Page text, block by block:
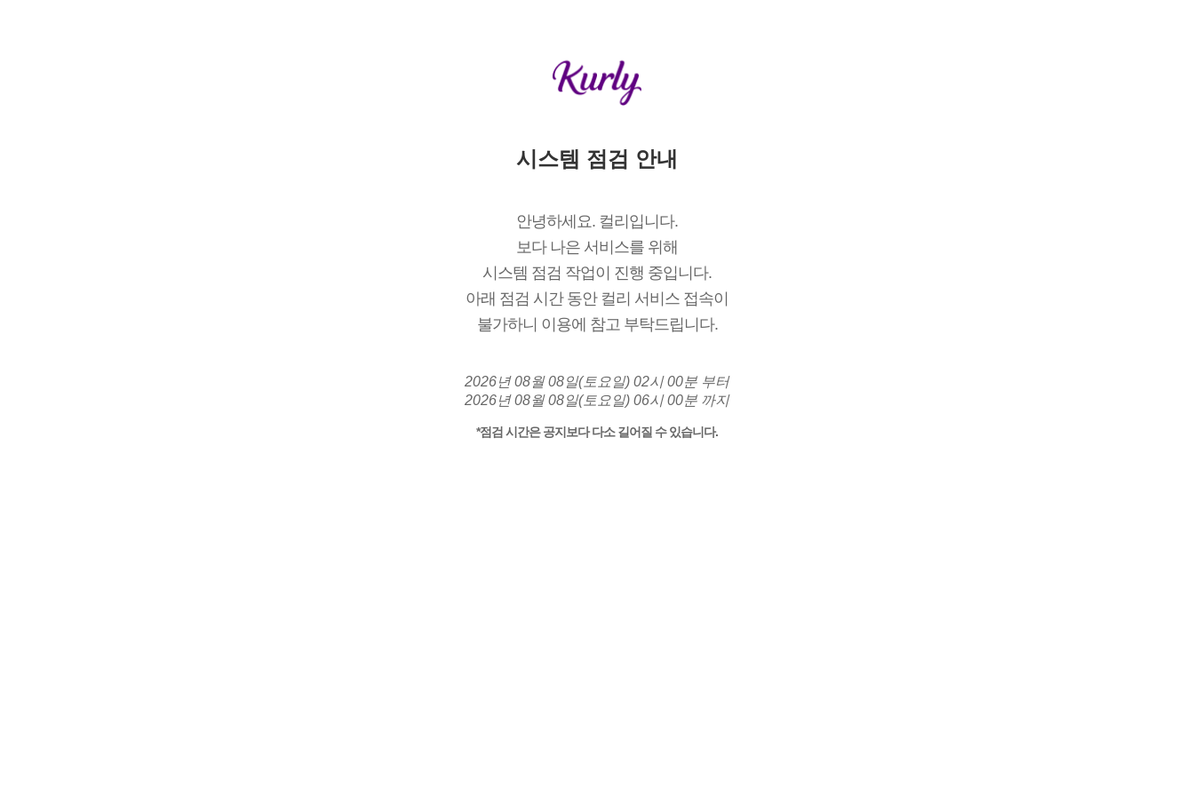
시스템 점검 안내
안녕하세요. 컬리입니다.
보다 나은 서비스를 위해
시스템 점검 작업이 진행 중입니다.
아래 점검 시간 동안 컬리 서비스 접속이
불가하니 이용에 참고 부탁드립니다.
2026년 08월 08일(토요일) 02시 00분 부터
2026년 08월 08일(토요일) 06시 00분 까지
*점검 시간은 공지보다 다소 길어질 수 있습니다.